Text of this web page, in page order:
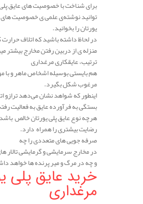
برای شناخت با خصوصیت های عایق
توانید نوشته‌ی علمی ی خصوصیت های
یورتان را بخوانید.
در لحاظ داشته باشید که اتلاف حرارت
منزله ی از دربین رفتن مخارج بیشتر
ترتیب، عایقکاری مرغداری
هم بایستی بوسیله اشخاص ماهر و با
مرغوب شکل بگیرد.
اینطور که شواهد نشان می‌دهد ترازو
بستگی به فرآورده عایق به فعالیت
هرچه نوع عایق پلی یورتان خالص
رضایت بیشتری را همراه دارد.
صرفه جویی های متعددی را چه
در مخارج سرمایشی و گرمایشی تالار
و چه در مرگ و میر پرنده ها خواهد
خرید عایق پلی
مرغداری